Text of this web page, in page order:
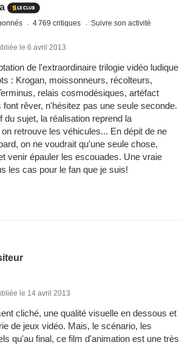
4 769 critiques Suivre son activité
le 6 avril 2013
de l'extraordinaire trilogie vidéo ludique
: Krogan, moissonneurs, récolteurs,
relais cosmodésiques, artéfact
font rêver, n'hésitez pas une seule seconde.
du sujet, la réalisation reprend la
retrouve les véhicules... En dépit de ne
on ne voudrait qu'une seule chose,
venir épauler les escouades. Une vraie
les cas pour le fan que je suis!
le 14 avril 2013
cliché, une qualité visuelle en dessous et
de jeux vidéo. Mais, le scénario, les
qu'au final, ce film d'animation est une très